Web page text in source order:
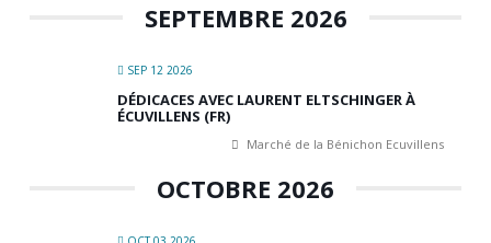
SEPTEMBRE 2026
SEP 12 2026
DÉDICACES AVEC LAURENT ELTSCHINGER À
ÉCUVILLENS (FR)
Marché de la Bénichon Ecuvillens
OCTOBRE 2026